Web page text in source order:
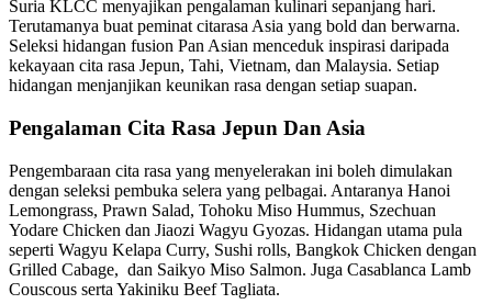
Suria KLCC menyajikan pengalaman kulinari sepanjang hari.
Terutamanya buat peminat citarasa Asia yang bold dan berwarna.
Seleksi hidangan fusion Pan Asian menceduk inspirasi daripada
kekayaan cita rasa Jepun, Tahi, Vietnam, dan Malaysia. Setiap
hidangan menjanjikan keunikan rasa dengan setiap suapan.
Pengalaman Cita Rasa Jepun Dan Asia
Pengembaraan cita rasa yang menyelerakan ini boleh dimulakan
dengan seleksi pembuka selera yang pelbagai. Antaranya Hanoi
Lemongrass, Prawn Salad, Tohoku Miso Hummus, Szechuan
Yodare Chicken dan Jiaozi Wagyu Gyozas. Hidangan utama pula
seperti Wagyu Kelapa Curry, Sushi rolls, Bangkok Chicken dengan
Grilled Cabage, dan Saikyo Miso Salmon. Juga Casablanca Lamb
Couscous serta Yakiniku Beef Tagliata.